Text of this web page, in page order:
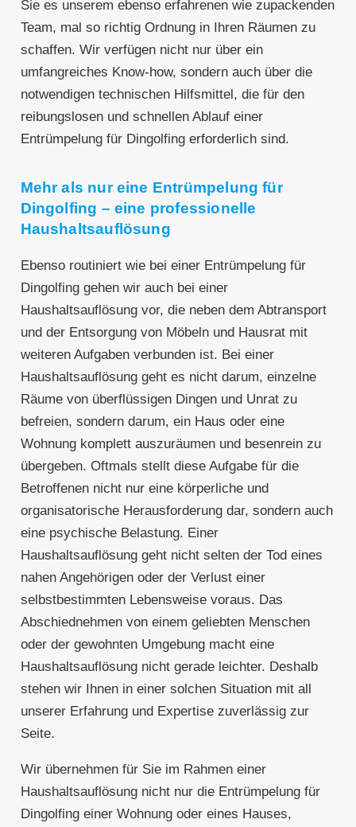
Sie es unserem ebenso erfahrenen wie zupackenden
Team, mal so richtig Ordnung in Ihren Räumen zu
schaffen. Wir verfügen nicht nur über ein
umfangreiches Know-how, sondern auch über die
notwendigen technischen Hilfsmittel, die für den
reibungslosen und schnellen Ablauf einer
Entrümpelung für Dingolfing erforderlich sind.
Mehr als nur eine Entrümpelung für
Dingolfing – eine professionelle
Haushaltsauflösung
Ebenso routiniert wie bei einer Entrümpelung für
Dingolfing gehen wir auch bei einer
Haushaltsauflösung vor, die neben dem Abtransport
und der Entsorgung von Möbeln und Hausrat mit
weiteren Aufgaben verbunden ist. Bei einer
Haushaltsauflösung geht es nicht darum, einzelne
Räume von überflüssigen Dingen und Unrat zu
befreien, sondern darum, ein Haus oder eine
Wohnung komplett auszuräumen und besenrein zu
übergeben. Oftmals stellt diese Aufgabe für die
Betroffenen nicht nur eine körperliche und
organisatorische Herausforderung dar, sondern auch
eine psychische Belastung. Einer
Haushaltsauflösung geht nicht selten der Tod eines
nahen Angehörigen oder der Verlust einer
selbstbestimmten Lebensweise voraus. Das
Abschiednehmen von einem geliebten Menschen
oder der gewohnten Umgebung macht eine
Haushaltsauflösung nicht gerade leichter. Deshalb
stehen wir Ihnen in einer solchen Situation mit all
unserer Erfahrung und Expertise zuverlässig zur
Seite.
Wir übernehmen für Sie im Rahmen einer
Haushaltsauflösung nicht nur die Entrümpelung für
Dingolfing einer Wohnung oder eines Hauses,